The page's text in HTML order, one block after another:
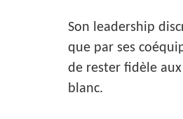
Son leadership
que par ses
de rester fidèle
blanc.